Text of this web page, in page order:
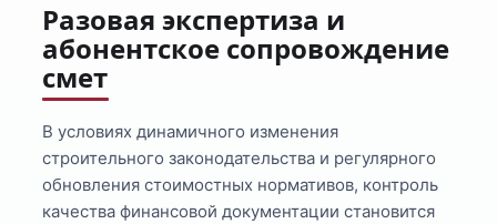
Разовая экспертиза и
абонентское сопровождение
смет
В условиях динамичного изменения
строительного законодательства и регулярного
обновления стоимостных нормативов, контроль
качества финансовой документации становится